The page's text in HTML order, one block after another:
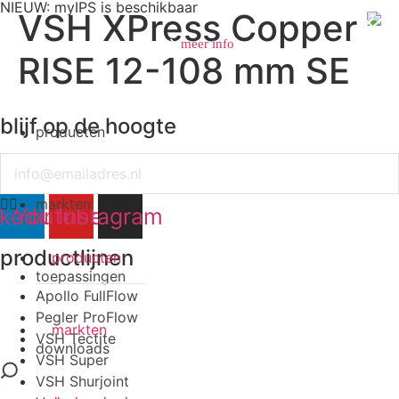
NIEUW: myIPS is beschikbaar
meer info
producten
markten
toepassingen
downloads
producten
markten
VSH XPress Copper
RISE 12-108 mm SE
blijf op de hoogte
YoutubeInstagram
productlijnen
Apollo FullFlow
Pegler ProFlow
VSH Tectite
VSH Super
VSH Shurjoint